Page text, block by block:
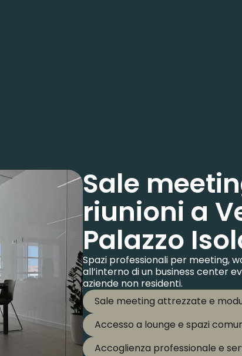
Sale
riunioni a
Palazzo
Spazi professionali per meeting,
all’interno di un business center
aziende non residenti.
Sale meeting attrezzate e
Accesso a lounge e spazi
Accoglienza professionale e